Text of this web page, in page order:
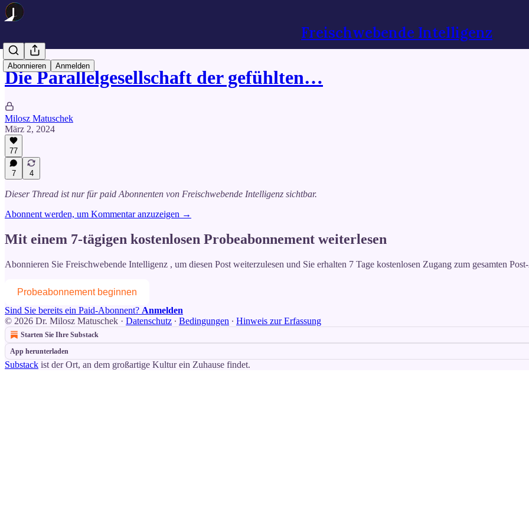
Freischwebende Intelligenz
Abonnieren Anmelden
Die Parallelgesellschaft der gefühlten…
Milosz Matuschek
März 2, 2024
77
7 4
Dieser Thread ist nur für paid Abonnenten von Freischwebende Intelligenz sichtbar.
Abonnent werden, um Kommentar anzuzeigen →
Mit einem 7-tägigen kostenlosen Probeabonnement weiterlesen
Abonnieren Sie Freischwebende Intelligenz , um diesen Post weiterzulesen und Sie erhalten 7 Tage kostenlosen Zugang zum gesamten
Probeabonnement beginnen
Sind Sie bereits ein Paid-Abonnent? Anmelden
© 2026 Dr. Milosz Matuschek · Datenschutz ∙ Bedingungen ∙ Hinweis zur Erfassung
Starten Sie Ihre Substack
App herunterladen
Substack ist der Ort, an dem großartige Kultur ein Zuhause findet.